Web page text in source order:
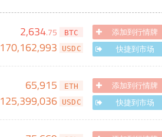
2,634.75 BTC
170,162,993 USDC
添加到行情牌
快捷到市场
65,915 ETH
125,399,036 USDC
添加到行情牌
快捷到市场